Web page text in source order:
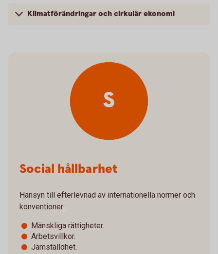
Klimatförändringar och cirkulär ekonomi
S
Social hållbarhet
Hänsyn till efterlevnad av internationella normer och
konventioner:
Mänskliga rättigheter.
Arbetsvillkor.
Jämställdhet.